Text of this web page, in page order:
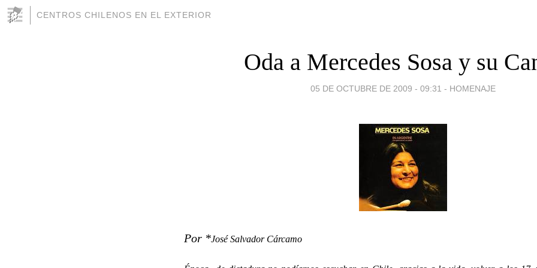
CENTROS CHILENOS EN EL EXTERIOR
Oda a Mercedes Sosa y su
05 DE OCTUBRE DE 2009 - 09:31 - HOMENAJE
Por *José Salvador Cárcamo